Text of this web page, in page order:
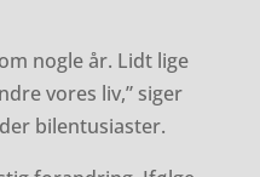
nogle år. Lidt lige
vores liv,” siger
bilentusiaster.